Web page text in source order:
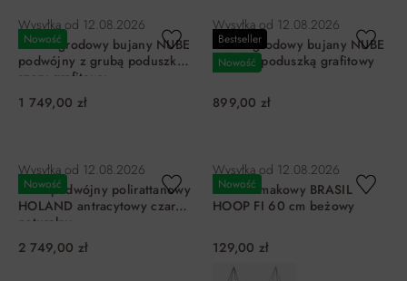
Nowość
Wysyłka od 12.08.2026
Fotel ogrodowy bujany NUBE
podwójny z grubą poduszką
szary grafitowy
1 749,00 zł
Bestseller
Nowość
Wysyłka od 12.08.2026
Fotel ogrodowy bujany NUBE
z grubą poduszką grafitowy
899,00 zł
Nowość
Wysyłka od 12.08.2026
Fotel podwójny polirattanowy
HOLAND antracytowy czarny
naturalny
2 749,00 zł
Nowość
Wysyłka od 12.08.2026
Fotel hamakowy BRASIL
HOOP FI 60 cm beżowy
129,00 zł